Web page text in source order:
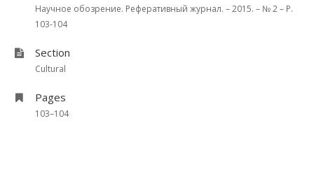
Научное обозрение. Реферативный журнал. – 2015. – № 2 – P.
103-104
Section
Cultural
Pages
103–104